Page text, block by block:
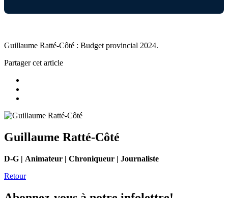
Guillaume Ratté-Côté : Budget provincial 2024.
Partager cet article
Guillaume Ratté-Côté
D-G | Animateur | Chroniqueur | Journaliste
Retour